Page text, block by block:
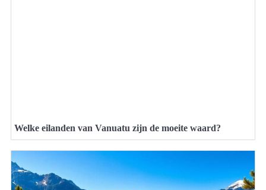
Welke eilanden van Vanuatu zijn de moeite waard?